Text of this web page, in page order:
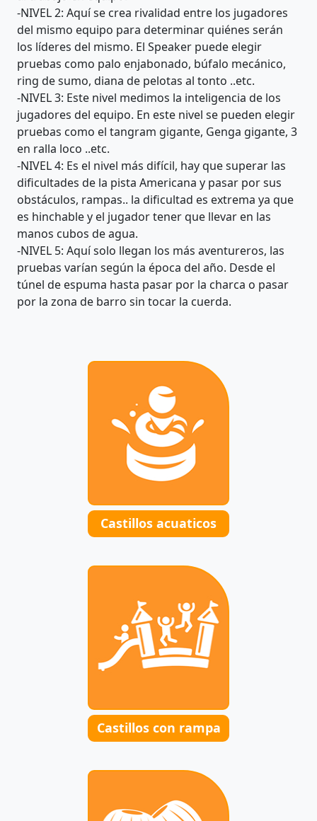
-NIVEL 2: Aquí se crea rivalidad entre los jugadores
del mismo equipo para determinar quiénes serán
los líderes del mismo. El Speaker puede elegir
pruebas como palo enjabonado, búfalo mecánico,
ring de sumo, diana de pelotas al tonto ..etc.
-NIVEL 3: Este nivel medimos la inteligencia de los
jugadores del equipo. En este nivel se pueden elegir
pruebas como el tangram gigante, Genga gigante, 3
en ralla loco ..etc.
-NIVEL 4: Es el nivel más difícil, hay que superar las
dificultades de la pista Americana y pasar por sus
obstáculos, rampas.. la dificultad es extrema ya que
es hinchable y el jugador tener que llevar en las
manos cubos de agua.
-NIVEL 5: Aquí solo llegan los más aventureros, las
pruebas varían según la época del año. Desde el
túnel de espuma hasta pasar por la charca o pasar
por la zona de barro sin tocar la cuerda.
Castillos acuaticos
Castillos con rampa